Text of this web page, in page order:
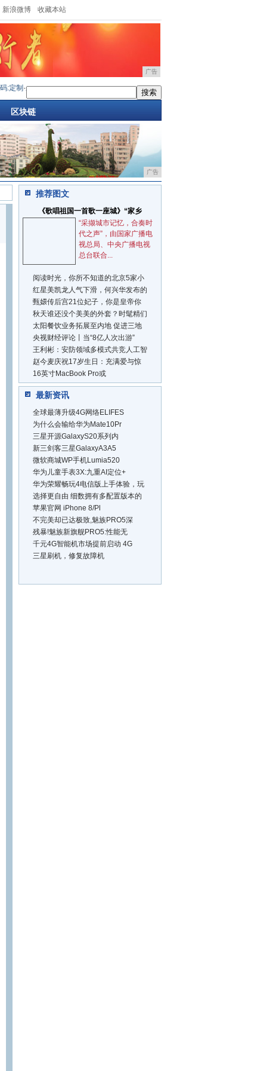
新浪微博 收藏本站
广告
制·新三剑客三星GalaxyA3A5A7发布·微软商城WP手机Lumia520开出天价:80
区块链
广告
推荐图文
《歌唱祖国一首歌一座城》“家乡
“采撷城市记忆，合奏时
代之声”，由国家广播电
视总局、中央广播电视
总台联合...
阅读时光，你所不知道的北京5家小
红星美凯龙人气下滑，何兴华发布的
甄嬛传后宫21位妃子，你是皇帝你
秋天谁还没个美美的外套？时髦精们
太阳餐饮业务拓展至内地 促进三地
央视财经评论丨当“8亿人次出游”
王利彬：安防领域多模式共竞人工智
赵今麦庆祝17岁生日：充满爱与惊
16英寸MacBook Pro或
最新资讯
全球最薄升级4G网络ELIFES
为什么会输给华为Mate10Pr
三星开源GalaxyS20系列内
新三剑客三星GalaxyA3A5
微软商城WP手机Lumia520
华为儿童手表3X:九重AI定位+
华为荣耀畅玩4电信版上手体验，玩
选择更自由 细数拥有多配置版本的
苹果官网 iPhone 8/Pl
不完美却已达极致,魅族PRO5深
残暴!魅族新旗舰PRO5:性能无
千元4G智能机市场提前启动 4G
三星刷机，修复故障机